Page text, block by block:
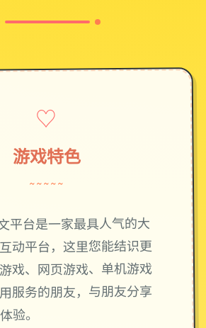
♡
游戏特色
~~~~~
平台是一家最具人气的大
动平台，这里您能结识更
戏、网页游戏、单机游戏
服务的朋友，与朋友分享
验。